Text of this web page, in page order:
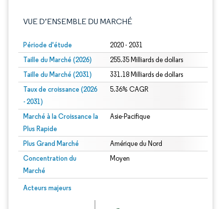
VUE D’ENSEMBLE DU MARCHÉ
Période d'étude 2020 - 2031
Taille du Marché (2026) 255.35 Milliards de dollars
Taille du Marché (2031) 331.18 Milliards de dollars
Taux de croissance (2026
- 2031)
5.36% CAGR
Marché à la Croissance la
Plus Rapide
Asie-Pacifique
Plus Grand Marché Amérique du Nord
Concentration du
Marché
Moyen
Acteurs majeurs
Image © Mordor Intelligence. La réutilisation nécessite une attribution sous CC